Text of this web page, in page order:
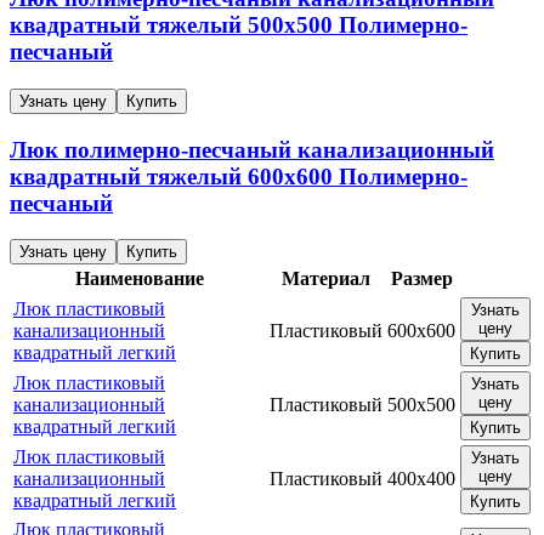
квадратный тяжелый 500х500 Полимерно-
песчаный
Узнать цену Купить
Люк полимерно-песчаный канализационный
квадратный тяжелый 600х600 Полимерно-
песчаный
Узнать цену Купить
Наименование Материал
Размер
Люк пластиковый
канализационный
квадратный легкий
Пластиковый 600х600
Узнать
цену
Купить
Люк пластиковый
канализационный
квадратный легкий
Пластиковый 500х500
Узнать
цену
Купить
Люк пластиковый
канализационный
квадратный легкий
Пластиковый 400х400
Узнать
цену
Купить
Люк пластиковый